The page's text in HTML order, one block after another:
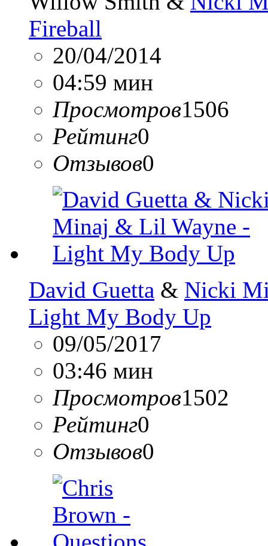
Fireball
20/04/2014
04:59 мин
Просмотров1506
Рейтинг0
Отзывов0
David Guetta & Nicki
Light My Body Up
09/05/2017
03:46 мин
Просмотров1502
Рейтинг0
Отзывов0